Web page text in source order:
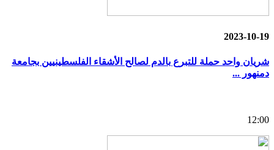
2023-10-19
شريان واحد حملة للتبرع بالدم لصالح الأشقاء الفلسطينيين بجامعة
دمنهور ...
12:00